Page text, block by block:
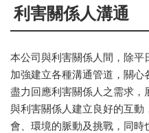
利害關係人溝通
本公司與利害關係人間，除
加強建立各種溝通管道，關心
盡力回應利害關係人之需求，
與利害關係人建立良好的互動
會、環境的脈動及挑戰，同